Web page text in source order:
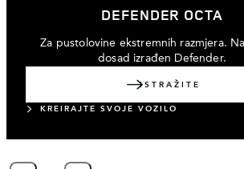
DEFENDER OCTA
Za pustolovine ekstremnih razmjera.
dosad izrađen Defender.
ISTRAŽITE
KREIRAJTE SVOJE VOZILO